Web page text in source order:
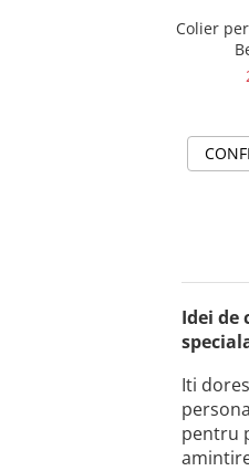
Colier
Idei de
Iti
pentru